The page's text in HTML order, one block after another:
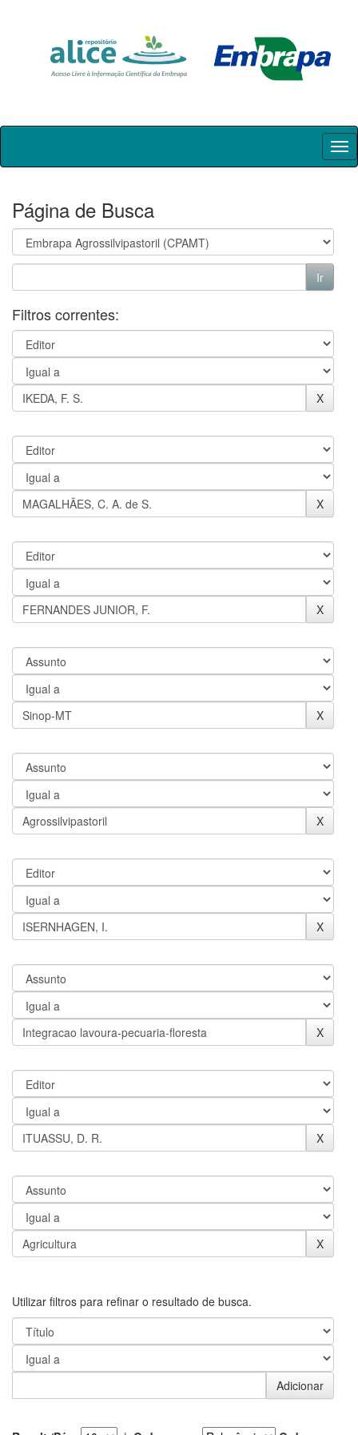
Skip
Página de Busca
Filtros correntes:
Utilizar filtros para refinar o resultado de busca.